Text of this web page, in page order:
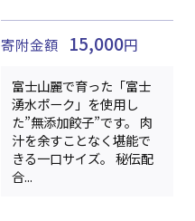
寄附金額 15,000円
富士山麗で育った「富士
湧水ポーク」を使用し
た”無添加餃子”です。 肉
汁を余すことなく堪能で
きる一口サイズ。 秘伝配
合...